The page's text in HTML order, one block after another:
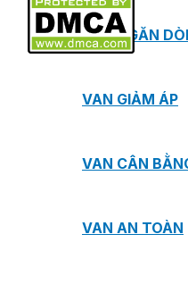
VAN NGĂN
VAN GIẢM ÁP
VAN CÂN
VAN AN TOÀN